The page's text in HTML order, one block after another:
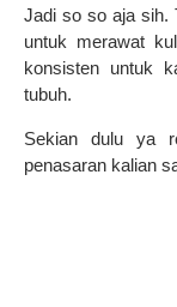
Jadi so so aja sih.
untuk merawat
konsisten untuk
tubuh.
Sekian dulu ya
penasaran kalian